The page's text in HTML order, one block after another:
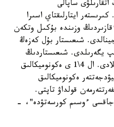
ساپالى
ايتارلىقتاي اسىرا
وزىندە بۇكىل وتكەن
شىعىستار بۇل كەزەڭ
يگەرىلدى. شىعىستاردىڭ
جارتىسى الەۋمەتتىك بولىپ تابىلادى. ال 4\1 ى ەكونوميكالىق
ەكونوميكالىق
قولداۋ تاپتى.
جاقسى ءوسىم كورسەتۋدە"، -